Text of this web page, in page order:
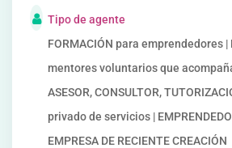
Tipo de agente
FORMACIÓN para emprendedores |
mentores voluntarios que
ASESOR, CONSULTOR,
privado de servicios |
EMPRESA DE RECIENTE CREACIÓN